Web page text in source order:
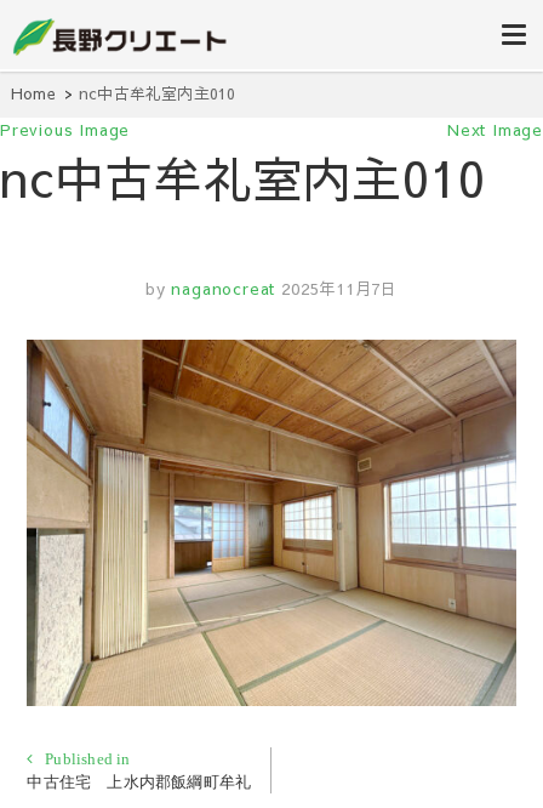
長野クリエ
ート
せください！
Home nc中古牟礼室内主010
Previous Image Next Image
nc中古牟礼室内主010
by naganocreat 2025年11月7日
投
稿
Published in
中古住宅 上水内郡飯綱町牟礼